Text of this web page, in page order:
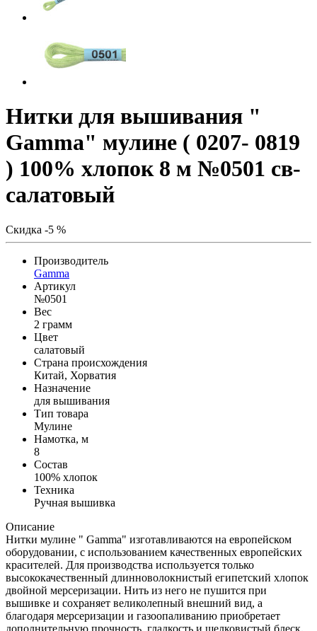
Нитки для вышивания "
Gamma" мулине ( 0207- 0819
) 100% хлопок 8 м №0501 св-
салатовый
Скидка -5 %
Производитель
Gamma
Артикул
№0501
Вес
2 грамм
Цвет
салатовый
Страна происхождения
Китай, Хорватия
Назначение
для вышивания
Тип товара
Мулине
Намотка, м
8
Состав
100% хлопок
Техника
Ручная вышивка
Описание
Нитки мулине " Gamma" изготавливаются на европейском
оборудовании, с использованием качественных европейских
красителей. Для производства используется только
высококачественный длинноволокнистый египетский хлопок
двойной мерсеризации. Нить из него не пушится при
вышивке и сохраняет великолепный внешний вид, а
благодаря мерсеризации и газоопаливанию приобретает
дополнительную прочность, гладкость и шелковистый блеск.